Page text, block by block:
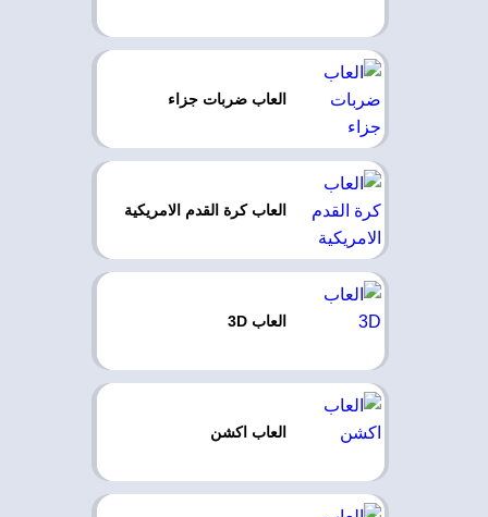
العاب ضربات جزاء
العاب كرة القدم الامريكية
العاب 3D
العاب اكشن